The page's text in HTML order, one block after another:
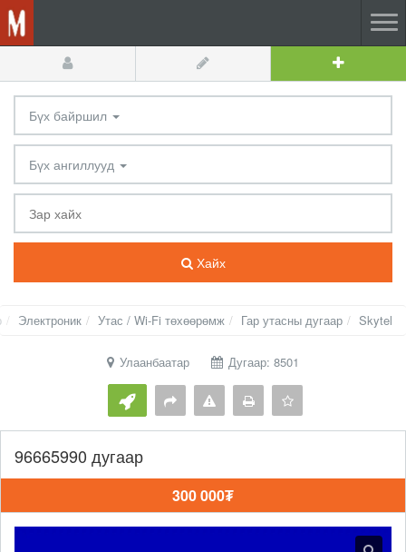
Бүх байршил
Бүх ангиллууд
Хайх
Электроник Утас / Wi-Fi төхөөрөмж Гар утасны дугаар Skytel
Улаанбаатар Дугаар: 8501
96665990 дугаар
300 000₮